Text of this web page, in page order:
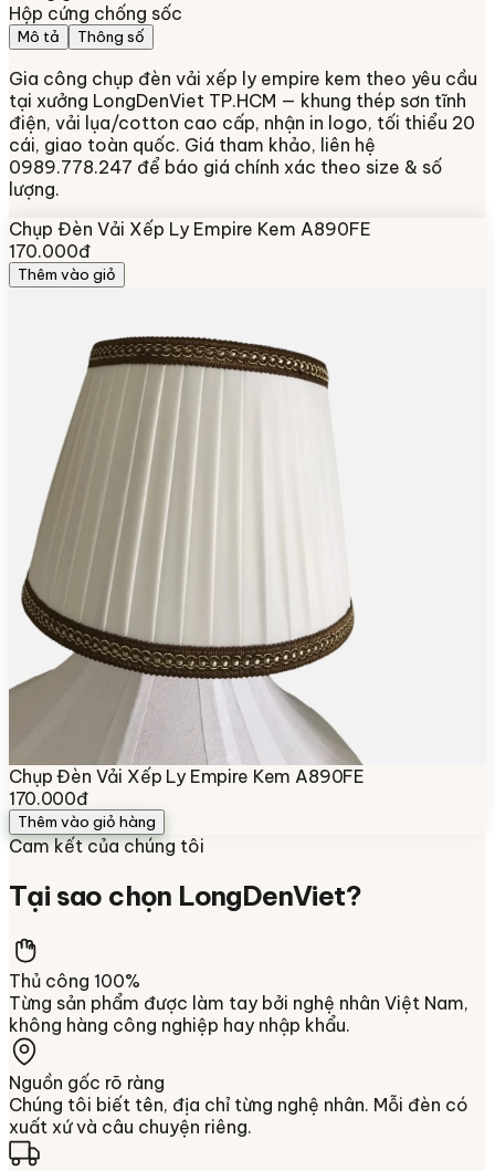
Hộp cứng chống sốc
Mô tả Thông số
Gia công chụp đèn vải xếp ly empire kem theo yêu cầu
tại xưởng LongDenViet TP.HCM — khung thép sơn tĩnh
điện, vải lụa/cotton cao cấp, nhận in logo, tối thiểu 20
cái, giao toàn quốc. Giá tham khảo, liên hệ
0989.778.247 để báo giá chính xác theo size & số
lượng.
Chụp Đèn Vải Xếp Ly Empire Kem A890FE
170.000đ
Thêm vào giỏ
Chụp Đèn Vải Xếp Ly Empire Kem A890FE
170.000đ
Thêm vào giỏ hàng
Cam kết của chúng tôi
Tại sao chọn LongDenViet?
Thủ công 100%
Từng sản phẩm được làm tay bởi nghệ nhân Việt Nam,
không hàng công nghiệp hay nhập khẩu.
Nguồn gốc rõ ràng
Chúng tôi biết tên, địa chỉ từng nghệ nhân. Mỗi đèn có
xuất xứ và câu chuyện riêng.